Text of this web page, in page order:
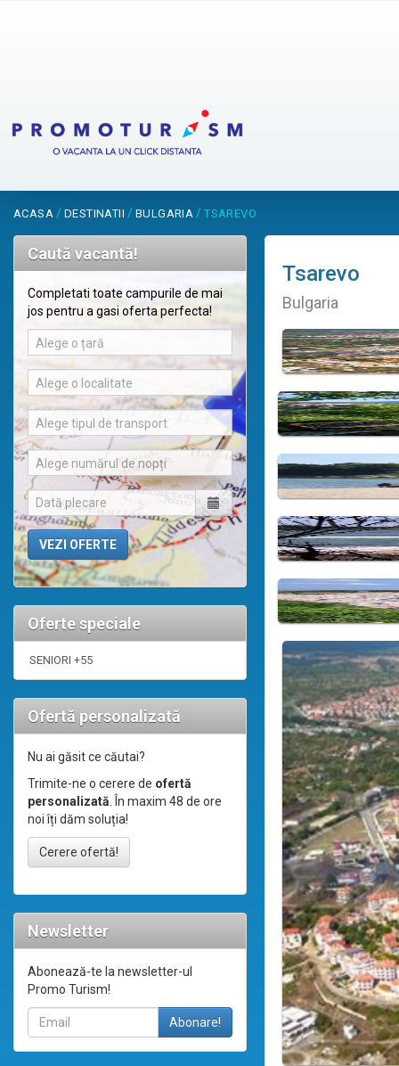
ACASA / DESTINATII / BULGARIA /TSAREVO
Caută vacantă!
Completati toate campurile de mai
jos pentru a gasi oferta perfecta!
Alege o țară
Alege o localitate
Alege tipul de transport
Alege numărul de nopți
Oferte speciale
SENIORI +55
Ofertă personalizată
Nu ai găsit ce căutai?
Trimite-ne o cerere de ofertă
personalizată. În maxim 48 de ore
noi îți dăm soluția!
Cerere ofertă!
Newsletter
Abonează-te la newsletter-ul
Promo Turism!
Tsarevo
Bulgaria